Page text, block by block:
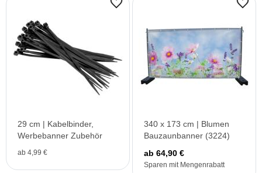
29 cm | Kabelbinder,
Werbebanner Zubehör
ab 4,99 €
340 x 173 cm | Blumen
Bauzaunbanner (3224)
ab 64,90 €
Sparen mit Mengenrabatt